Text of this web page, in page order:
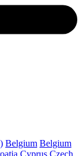
Belgium Belgium
Cyprus Czech